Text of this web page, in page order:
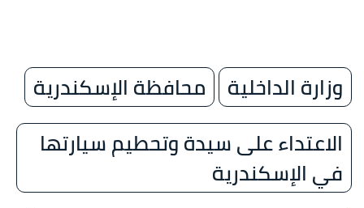
وزارة الداخلية
محافظة الإسكندرية
الاعتداء على سيدة وتحطيم سيارتها
في الإسكندرية